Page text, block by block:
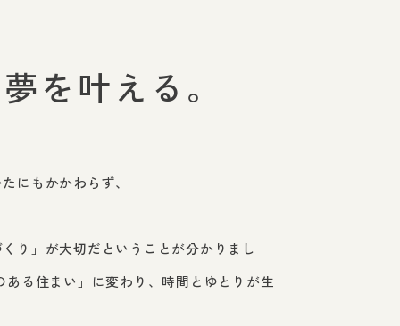
を叶える。
にもかかわらず、
り」が大切だということが分かりまし
る住まい」に変わり、時間とゆとりが生